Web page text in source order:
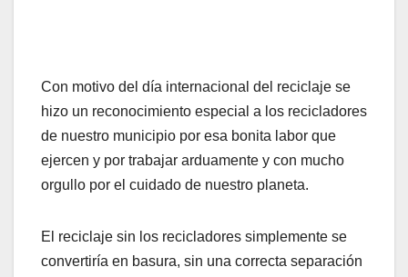
Con motivo del día internacional del reciclaje se
hizo un reconocimiento especial a los recicladores
de nuestro municipio por esa bonita labor que
ejercen y por trabajar arduamente y con mucho
orgullo por el cuidado de nuestro planeta.
El reciclaje sin los recicladores simplemente se
convertiría en basura, sin una correcta separación